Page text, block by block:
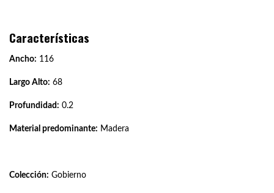
Características
Ancho: 116
Largo Alto: 68
Profundidad: 0.2
Material predominante: Madera
Colección: Gobierno